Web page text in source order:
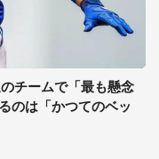
チームで「最も懸念
のは「かつてのベッ